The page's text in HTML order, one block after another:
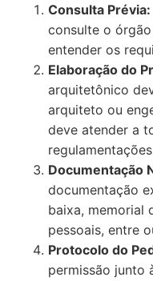
Consulta Prévia:
consulte o
entender os
Elaboração do
arquitetônico
arquiteto ou
deve atender a
Documentação
documentação
baixa, memorial
pessoais, entre
Protocolo do
permissão junto